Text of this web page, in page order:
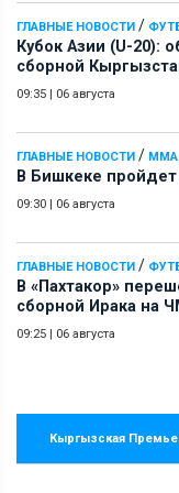
ГЛАВНЫЕ НОВОСТИ /
Кубок Азии (U-20):
сборной
09:35 06 августа
ГЛАВНЫЕ НОВОСТИ / ММА
В Бишкеке
09:30 06 августа
ГЛАВНЫЕ НОВОСТИ /
В «Пахтакор»
сборной Ирака на
09:25 06 августа
Кыргызская